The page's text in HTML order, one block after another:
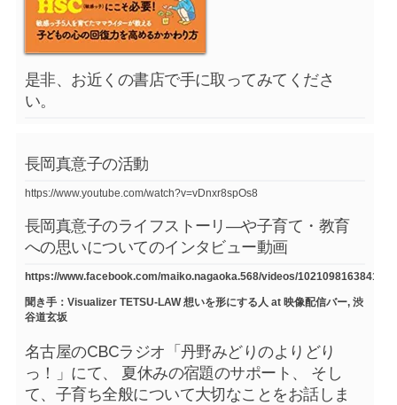
是非、お近くの書店で手に取ってみてくださ
い。
長岡真意子の活動
https://www.youtube.com/watch?v=vDnxr8spOs8
長岡真意子のライフストーリ―や子育て・教育
への思いについてのインタビュー動画
https://www.facebook.com/maiko.nagaoka.568/videos/
聞き手：Visualizer TETSU-LAW 想いを形にする人 at 映像配信バー, 渋
谷道玄坂
名古屋のCBCラジオ「丹野みどりのよりどり
っ！」にて、 夏休みの宿題のサポート、 そし
て、子育ち全般について大切なことをお話しま